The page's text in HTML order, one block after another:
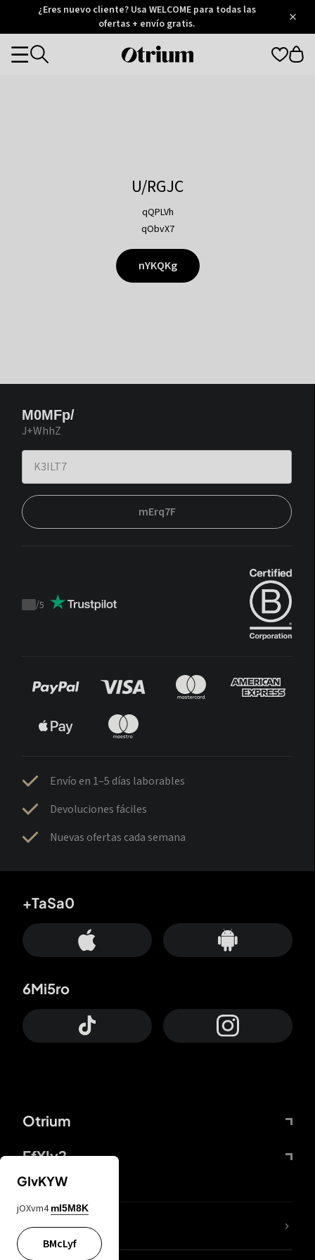
Otrium
Trustpilot
¿Eres nuevo cliente? Usa WELCOME para todas las
ofertas + envío gratis.
Otrium
Categories
U/RGJC
qQPLVh
qObvX7
nYKQKg
M0MFp/
J+WhhZ
mErq7F
Trustpilot
/5
Envío en 1–5 días laborables
Devoluciones fáciles
Nuevas ofertas cada semana
Otrium
FfYIy2
+TaSa0
6Mi5ro
65A04M
GIvKYW
jOXvm4 mI5M8K
BMcLyf